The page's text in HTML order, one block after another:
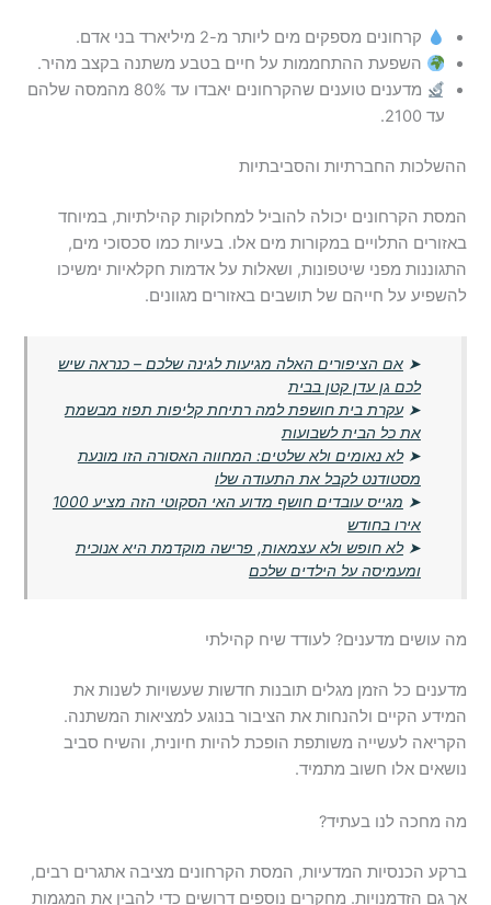
קרחונים מספקים מים ליותר מ-2 מיליארד בני אדם.
השפעת ההתחממות על חיים בטבע משתנה בקצב מהיר.
מדענים טוענים שהקרחונים יאבדו עד 80% מהמסה שלהם
עד 2100.
ההשלכות החברתיות והסביבתיות
המסת הקרחונים יכולה להוביל למחלוקות קהילתיות, במיוחד
באזורים התלויים במקורות מים אלו. בעיות כמו סכסוכי מים,
התגוננות מפני שיטפונות, ושאלות על אדמות חקלאיות ימשיכו
להשפיע על חייהם של תושבים באזורים מגוונים.
➤אם הציפורים האלה מגיעות לגינה שלכם – כנראה שיש
לכם גן עדן קטן בבית
➤עקרת בית חושפת למה רתיחת קליפות תפוז מבשמת
את כל הבית לשבועות
➤לא נאומים ולא שלטים: המחווה האסורה הזו מונעת
מסטודנט לקבל את התעודה שלו
➤
מגייס עובדים חושף מדוע האי הסקוטי הזה מציע 1000
אירו בחודש
➤לא חופש ולא עצמאות, פרישה מוקדמת היא אנוכית
ומעמיסה על הילדים שלכם
מה עושים מדענים? לעודד שיח קהילתי
מדענים כל הזמן מגלים תובנות חדשות שעשויות לשנות את
המידע הקיים ולהנחות את הציבור בנוגע למציאות המשתנה.
הקריאה לעשייה משותפת הופכת להיות חיונית, והשיח סביב
נושאים אלו חשוב מתמיד.
מה מחכה לנו בעתיד?
ברקע הכנסיות המדעיות, המסת הקרחונים מציבה אתגרים רבים,
אך גם הזדמנויות. מחקרים נוספים דרושים כדי להבין את המגמות